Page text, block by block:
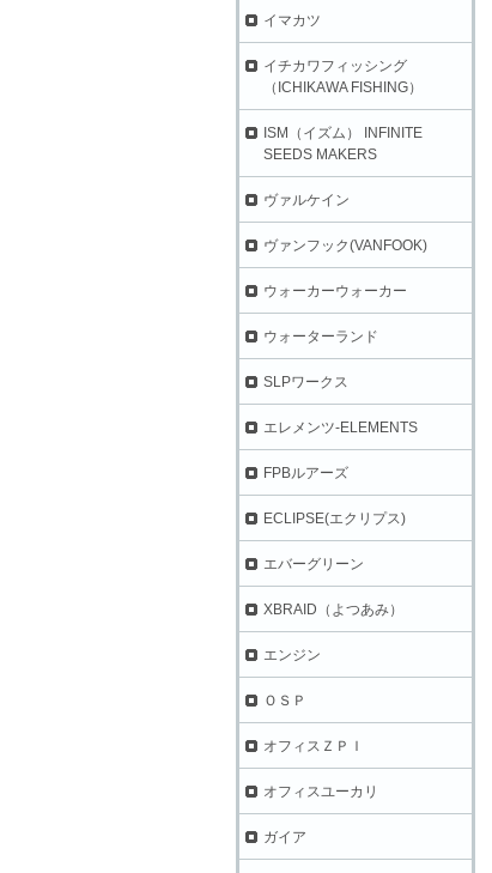
イマカツ
イチカワフィッシング
（ICHIKAWA FISHING）
ISM（イズム） INFINITE
SEEDS MAKERS
ヴァルケイン
ヴァンフック(VANFOOK)
ウォーカーウォーカー
ウォーターランド
SLPワークス
エレメンツ-ELEMENTS
FPBルアーズ
ECLIPSE(エクリプス)
エバーグリーン
XBRAID（よつあみ）
エンジン
ＯＳＰ
オフィスＺＰＩ
オフィスユーカリ
ガイア